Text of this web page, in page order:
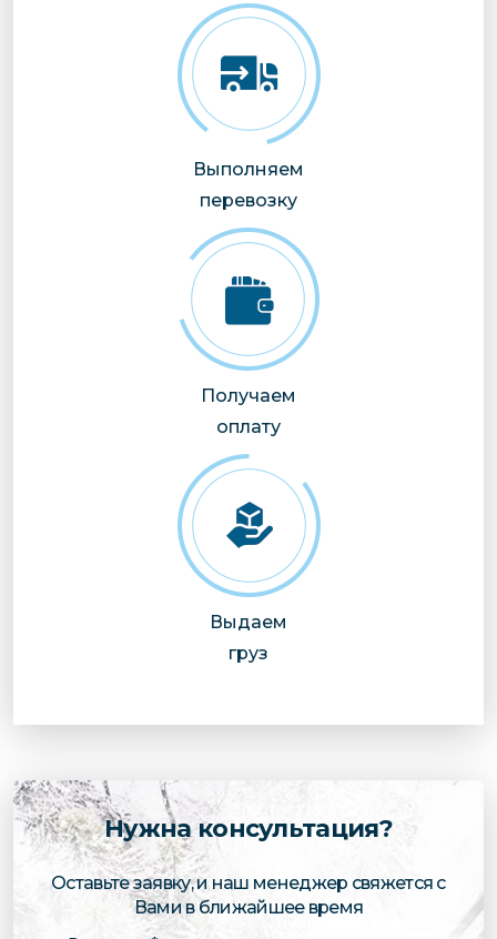
Выполняем
перевозку
Получаем
оплату
Выдаем
груз
Нужна консультация?
Оставьте заявку, и наш менеджер свяжется с
Вами в ближайшее время